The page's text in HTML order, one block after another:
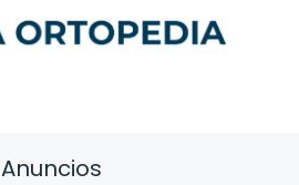
Anuncios